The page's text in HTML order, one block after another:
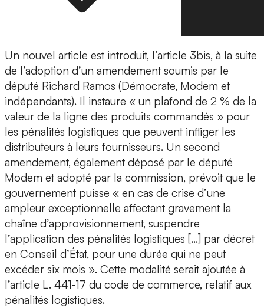
Un nouvel article est introduit, l’article 3bis, à la suite
de l’adoption d’un amendement soumis par le
député Richard Ramos (Démocrate, Modem et
indépendants). Il instaure « un plafond de 2 % de la
valeur de la ligne des produits commandés » pour
les pénalités logistiques que peuvent infliger les
distributeurs à leurs fournisseurs. Un second
amendement, également déposé par le député
Modem et adopté par la commission, prévoit que le
gouvernement puisse « en cas de crise d’une
ampleur exceptionnelle affectant gravement la
chaîne d’approvisionnement, suspendre
l’application des pénalités logistiques […] par décret
en Conseil d’État, pour une durée qui ne peut
excéder six mois ». Cette modalité serait ajoutée à
l’article L. 441‑17 du code de commerce, relatif aux
pénalités logistiques.